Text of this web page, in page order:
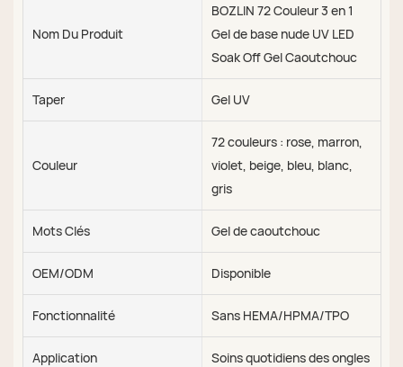
Nom Du Produit
BOZLIN 72 Couleur 3 en 1
Gel de base nude UV LED
Soak Off Gel Caoutchouc
Taper Gel UV
Couleur
72 couleurs : rose, marron,
violet, beige, bleu, blanc,
gris
Mots Clés Gel de caoutchouc
OEM/ODM Disponible
Fonctionnalité Sans HEMA/HPMA/TPO
Application Soins quotidiens des ongles